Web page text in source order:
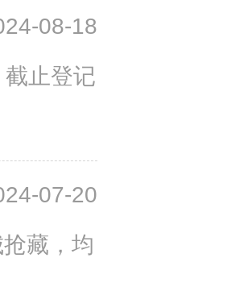
08-18
止登记
07-20
藏，均